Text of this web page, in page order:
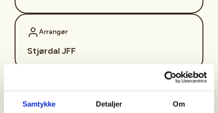
Samtykke Detaljer Om
Arrangør
Stjørdal JFF
sjffung@outlook.com